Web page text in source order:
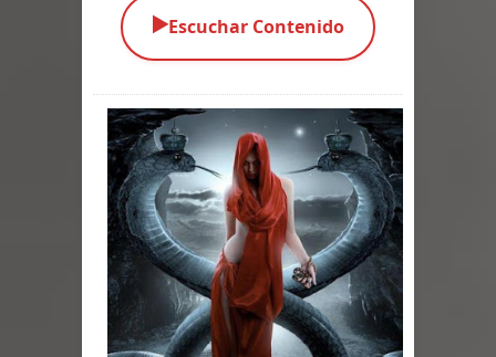
Los Muertos se Levantan (Relato)
Los Monstruos más Buscados
Alma
El Destructor
El Buscador
▶️Escuchar Contenido